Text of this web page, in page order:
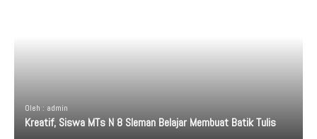
Oleh : admin
Kreatif, Siswa MTs N 8 Sleman Belajar Membuat Batik Tulis